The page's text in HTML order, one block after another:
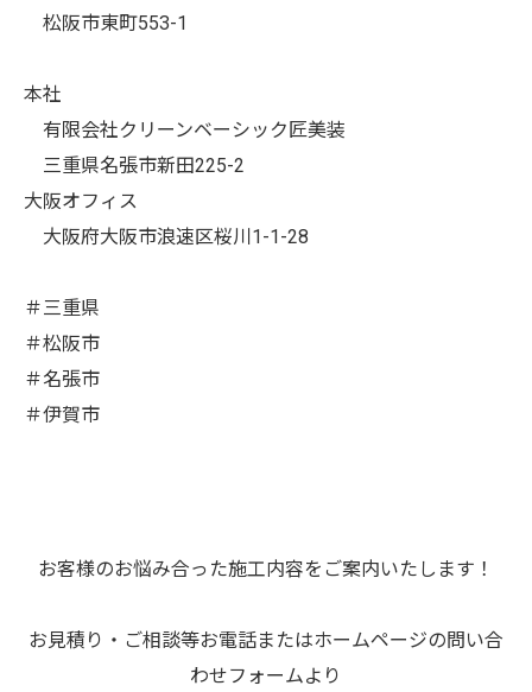
松阪市東町553-1
本社
有限会社クリーンベーシック匠美装
三重県名張市新田225-2
大阪オフィス
大阪府大阪市浪速区桜川1-1-28
＃三重県
＃松阪市
＃名張市
＃伊賀市
お客様のお悩み合った施工内容をご案内いたします！
お見積り・ご相談等お電話またはホームページの問い合
わせフォームより